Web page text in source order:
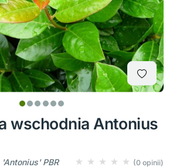
wschodnia Antonius
PBR (0 opinii)